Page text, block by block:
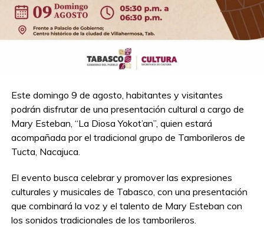
Este domingo 9 de agosto, habitantes y visitantes
podrán disfrutar de una presentación cultural a cargo de
Mary Esteban, “La Diosa Yokot’an”, quien estará
acompañada por el tradicional grupo de Tamborileros de
Tucta, Nacajuca.
El evento busca celebrar y promover las expresiones
culturales y musicales de Tabasco, con una presentación
que combinará la voz y el talento de Mary Esteban con
los sonidos tradicionales de los tamborileros.